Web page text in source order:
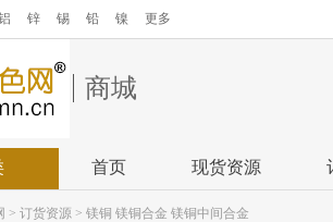
锌 锡 铅 镍 更多
商城
首页 现货资源
> 订货资源 > 镁铜 镁铜合金 镁铜中间合金